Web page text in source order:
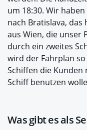
um 18:30. Wir
nach Bratislava,
aus Wien, die unser
durch ein zweites
wird der Fahrplan
Schiffen die
Schiff benutzen
Was gibt es als